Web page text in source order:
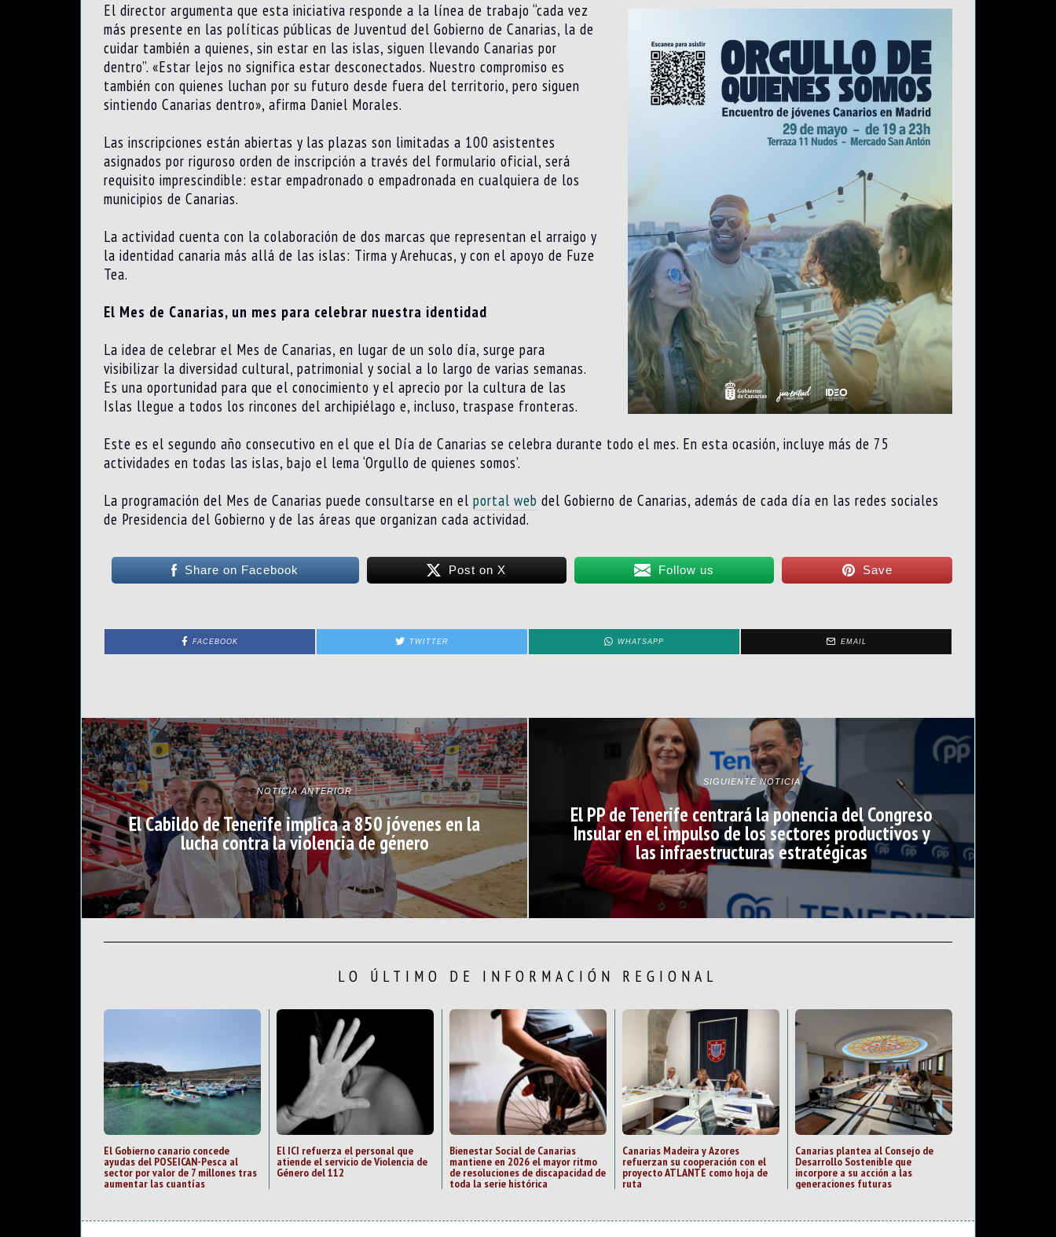
El director argumenta que esta iniciativa responde a la línea de trabajo “cada vez
más presente en las políticas públicas de Juventud del Gobierno de Canarias, la de
cuidar también a quienes, sin estar en las islas, siguen llevando Canarias por
dentro”. «Estar lejos no significa estar desconectados. Nuestro compromiso es
también con quienes luchan por su futuro desde fuera del territorio, pero siguen
sintiendo Canarias dentro», afirma Daniel Morales.
Las inscripciones están abiertas y las plazas son limitadas a 100 asistentes
asignados por riguroso orden de inscripción a través del formulario oficial, será
requisito imprescindible: estar empadronado o empadronada en cualquiera de los
municipios de Canarias.
La actividad cuenta con la colaboración de dos marcas que representan el arraigo y
la identidad canaria más allá de las islas: Tirma y Arehucas, y con el apoyo de Fuze
Tea.
El Mes de Canarias, un mes para celebrar nuestra identidad
La idea de celebrar el Mes de Canarias, en lugar de un solo día, surge para
visibilizar la diversidad cultural, patrimonial y social a lo largo de varias semanas.
Es una oportunidad para que el conocimiento y el aprecio por la cultura de las
Islas llegue a todos los rincones del archipiélago e, incluso, traspase fronteras.
Este es el segundo año consecutivo en el que el Día de Canarias se celebra durante todo el mes. En esta ocasión, incluye más de 75
actividades en todas las islas, bajo el lema ‘Orgullo de quienes somos’.
La programación del Mes de Canarias puede consultarse en el portal web del Gobierno de Canarias, además de cada día en las redes sociales
de Presidencia del Gobierno y de las áreas que organizan cada actividad.
Share on Facebook Post on X Follow us Save
FACEBOOK TWITTER WHATSAPP EMAIL
NOTICIA ANTERIOR
El Cabildo de Tenerife implica a 850 jóvenes en la
lucha contra la violencia de género
SIGUIENTE NOTICIA
El PP de Tenerife centrará la ponencia del Congreso
Insular en el impulso de los sectores productivos y
las infraestructuras estratégicas
LO ÚLTIMO DE INFORMACIÓN REGIONAL
El Gobierno canario concede
ayudas del POSEICAN-Pesca al
sector por valor de 7 millones tras
aumentar las cuantías
El ICI refuerza el personal que
atiende el servicio de Violencia de
Género del 112
Bienestar Social de Canarias
mantiene en 2026 el mayor ritmo
de resoluciones de discapacidad de
toda la serie histórica
Canarias Madeira y Azores
refuerzan su cooperación con el
proyecto ATLANTE como hoja de
ruta
Canarias plantea al Consejo de
Desarrollo Sostenible que
incorpore a su acción a las
generaciones futuras